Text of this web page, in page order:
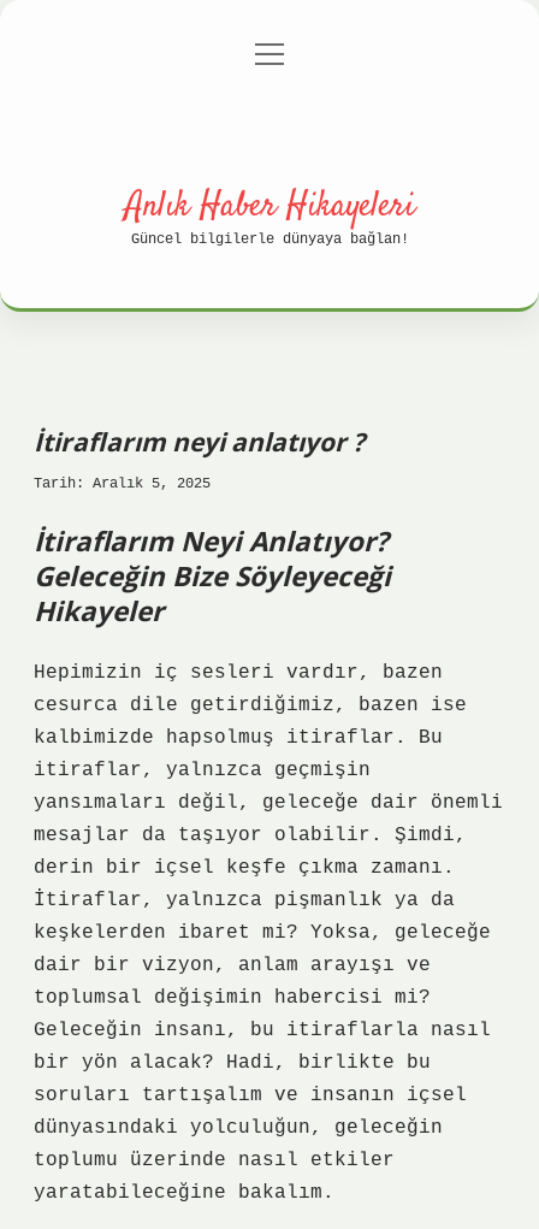
Gizlilik Politikası
menüyü
Anlık Haber Hikayeleri
Güncel bilgilerle dünyaya bağlan!
İtiraflarım neyi anlatıyor ?
Tarih: Aralık 5, 2025
İtiraflarım Neyi Anlatıyor?
Geleceğin Bize Söyleyeceği
Hikayeler
Hepimizin iç sesleri vardır, bazen
cesurca dile getirdiğimiz, bazen ise
kalbimizde hapsolmuş itiraflar. Bu
itiraflar, yalnızca geçmişin
yansımaları değil, geleceğe dair önemli
mesajlar da taşıyor olabilir. Şimdi,
derin bir içsel keşfe çıkma zamanı.
İtiraflar, yalnızca pişmanlık ya da
keşkelerden ibaret mi? Yoksa, geleceğe
dair bir vizyon, anlam arayışı ve
toplumsal değişimin habercisi mi?
Geleceğin insanı, bu itiraflarla nasıl
bir yön alacak? Hadi, birlikte bu
soruları tartışalım ve insanın içsel
dünyasındaki yolculuğun, geleceğin
toplumu üzerinde nasıl etkiler
yaratabileceğine bakalım.